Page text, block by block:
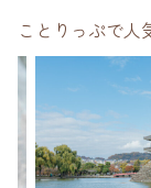
ことりっぷで人